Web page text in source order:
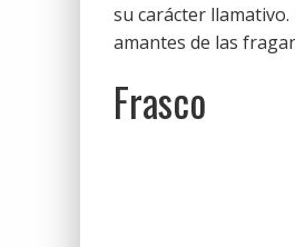
su carácter
amantes de las
Frasco